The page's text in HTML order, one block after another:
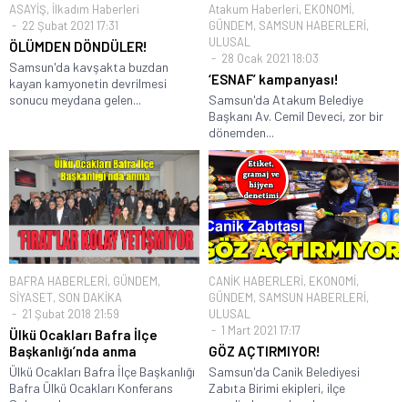
ASAYİŞ, İlkadım Haberleri
22 Şubat 2021 17:31
ÖLÜMDEN DÖNDÜLER!
Samsun'da kavşakta buzdan
kayan kamyonetin devrilmesi
sonucu meydana gelen...
Atakum Haberleri, EKONOMİ,
GÜNDEM, SAMSUN HABERLERİ,
ULUSAL
28 Ocak 2021 18:03
‘ESNAF’ kampanyası!
Samsun'da Atakum Belediye
Başkanı Av. Cemil Deveci, zor bir
dönemden...
BAFRA HABERLERİ, GÜNDEM,
SİYASET, SON DAKİKA
21 Şubat 2018 21:59
Ülkü Ocakları Bafra İlçe
Başkanlığı’nda anma
Ülkü Ocakları Bafra İlçe Başkanlığı
Bafra Ülkü Ocakları Konferans
CANİK HABERLERİ, EKONOMİ,
GÜNDEM, SAMSUN HABERLERİ,
ULUSAL
1 Mart 2021 17:17
GÖZ AÇTIRMIYOR!
Samsun'da Canik Belediyesi
Zabıta Birimi ekipleri, ilçe